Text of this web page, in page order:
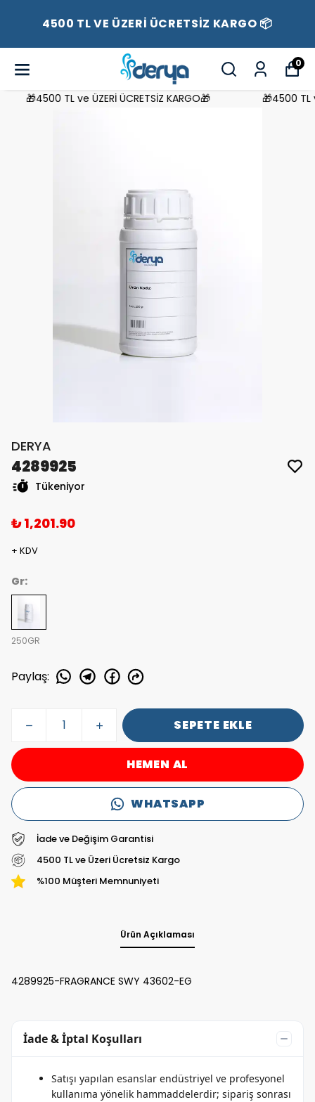
4500 TL VE ÜZERİ ÜCRETSİZ KARGO 📦
0
🎁4500 TL ve ÜZERİ ÜCRETSİZ KARGO🎁 🎁4500 TL
DERYA
4289925
Tükeniyor
₺ 1,201.90
+ KDV
Gr:
250GR
Paylaş:
SEPETE EKLE
HEMEN AL
WHATSAPP
İade ve Değişim Garantisi
4500 TL ve Üzeri Ücretsiz Kargo
%100 Müşteri Memnuniyeti
Ürün Açıklaması
4289925-FRAGRANCE SWY 43602-EG
İade & İptal Koşulları
Satışı yapılan esanslar endüstriyel ve profesyonel
kullanıma yönelik hammaddelerdir; sipariş sonrası